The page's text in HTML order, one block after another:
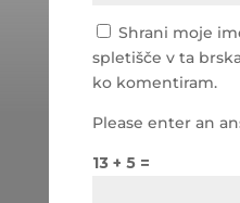
Shrani moje
spletišče v ta
ko komentiram.
Please enter an
13 + 5 =